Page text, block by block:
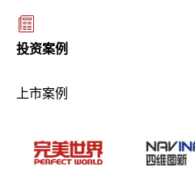
投资案例
上市案例